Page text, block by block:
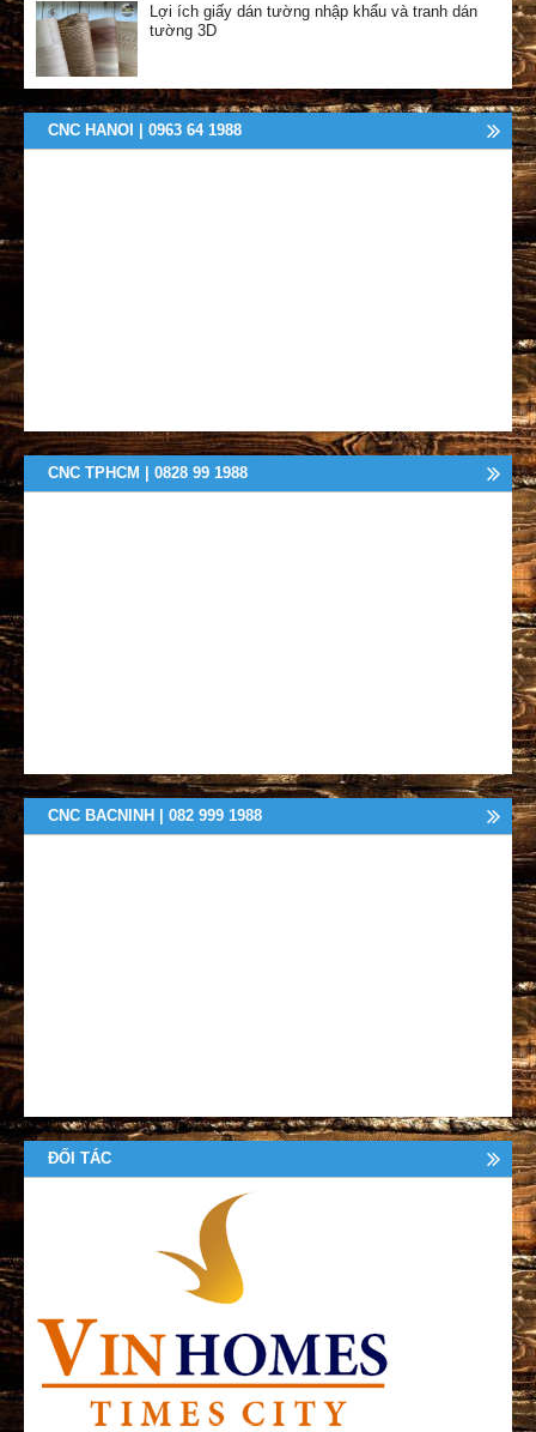
Lợi ích giấy dán tường nhập khẩu và tranh dán
tường 3D
CNC HANOI | 0963 64 1988
CNC TPHCM | 0828 99 1988
CNC BACNINH | 082 999 1988
ĐỐI TÁC